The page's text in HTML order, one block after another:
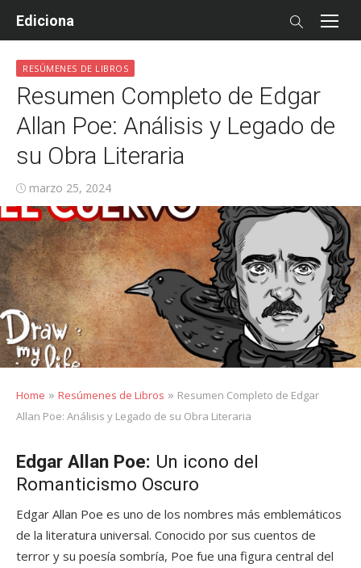
Ediciona
RESÚMENES DE LIBROS
Resumen Completo de Edgar
Allan Poe: Análisis y Legado de
su Obra Literaria
Posted
on
marzo 25, 2024
Home » Resúmenes de Libros » Resumen Completo de Edgar
Allan Poe: Análisis y Legado de su Obra Literaria
Edgar Allan Poe: Un icono del
Romanticismo Oscuro
Edgar Allan Poe es uno de los nombres más emblemáticos
de la literatura universal. Conocido por sus cuentos de
terror y su poesía sombría, Poe fue una figura central del